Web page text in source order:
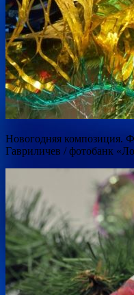
Новогодняя композиция.
Гавриличев / фотобанк